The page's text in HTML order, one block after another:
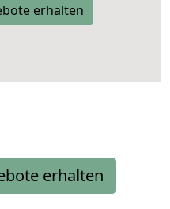
erhalten
erhalten